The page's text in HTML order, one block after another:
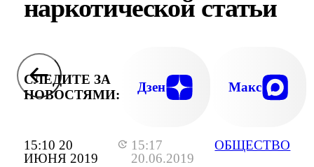
15:10 20
ИЮНЯ 2019
15:17
20.06.2019
ОБЩЕСТВО
наркотической статьи
СЛЕДИТЕ ЗА
НОВОСТЯМИ:
Дзен Макс